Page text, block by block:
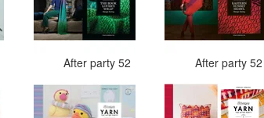
After party 52 After party 52